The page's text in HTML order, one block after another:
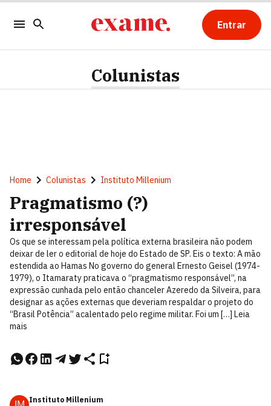
Entrar
Colunistas
Home Colunistas Instituto Millenium
Pragmatismo (?)
irresponsável
Os que se interessam pela política externa brasileira não podem
deixar de ler o editorial de hoje do Estado de SP. Eis o texto: A mão
estendida ao Hamas No governo do general Ernesto Geisel (1974-
1979), o Itamaraty praticava o “pragmatismo responsável”, na
expressão cunhada pelo então chanceler Azeredo da Silveira, para
designar as ações externas que deveriam respaldar o projeto do
“Brasil Potência” acalentado pelo regime militar. Foi um […] Leia
mais
Instituto Millenium